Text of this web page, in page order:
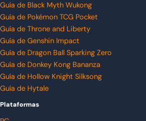
Guía de Black Myth Wukong
Guía de Pokémon TCG Pocket
Guía de Throne and Liberty
Guía de Genshin Impact
Guía de Dragon Ball Sparking Zero
Guía de Donkey Kong Bananza
Guía de Hollow Knight Silksong
Guía de Hytale
Plataformas